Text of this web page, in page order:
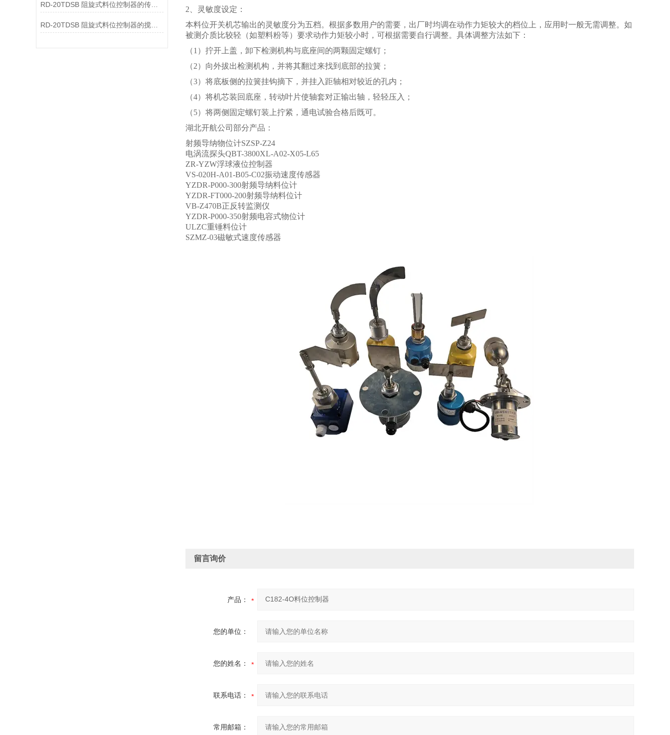
RD-20TDSB 阻旋式料位控制器的传动间隙增大的原因是什么？
RD-20TDSB 阻旋式料位控制器的搅拌轴弯曲变形导致振动的原因是什么？
2、灵敏度设定：
本料位开关机芯输出的灵敏度分为五档。根据多数用户的需要，出厂时均调在动作力矩较大的档位上，应用时一般无需调整。如
被测介质比较轻（如塑料粉等）要求动作力矩较小时，可根据需要自行调整。具体调整方法如下：
（1）拧开上盖，卸下检测机构与底座间的两颗固定螺钉；
（2）向外拔出检测机构，并将其翻过来找到底部的拉簧；
（3）将底板侧的拉簧挂钩摘下，并挂入距轴相对较近的孔内；
（4）将机芯装回底座，转动叶片使轴套对正输出轴，轻轻压入；
（5）将两侧固定螺钉装上拧紧，通电试验合格后既可。
湖北开航公司部分产品：
射频导纳物位计SZSP-Z24
电涡流探头QBT-3800XL-A02-X05-L65
ZR-YZW浮球液位控制器
VS-020H-A01-B05-C02振动速度传感器
YZDR-P000-300射频导纳料位计
YZDR-FT000-200射频导纳料位计
VB-Z470B正反转监测仪
YZDR-P000-350射频电容式物位计
ULZC重锤料位计
SZMZ-03磁敏式速度传感器
留言询价
产品：
您的单位：
您的姓名：
联系电话：
常用邮箱：